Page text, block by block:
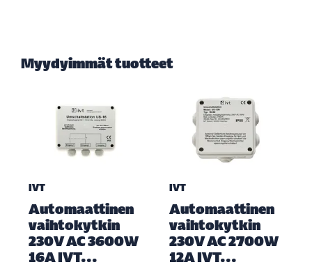
Myydyimmät tuotteet
IVT
Automaattinen
vaihtokytkin
230V AC 3600W
16A IVT...
IVT
Automaattinen
vaihtokytkin
230V AC 2700W
12A IVT...